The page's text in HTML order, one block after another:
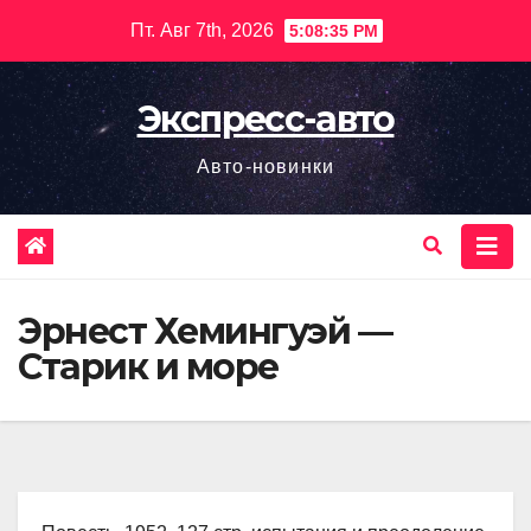
содержимому
Пт. Авг 7th, 2026 5:08:36 PM
Экспресс-авто
Авто-новинки
Эрнест Хемингуэй —
Старик и море